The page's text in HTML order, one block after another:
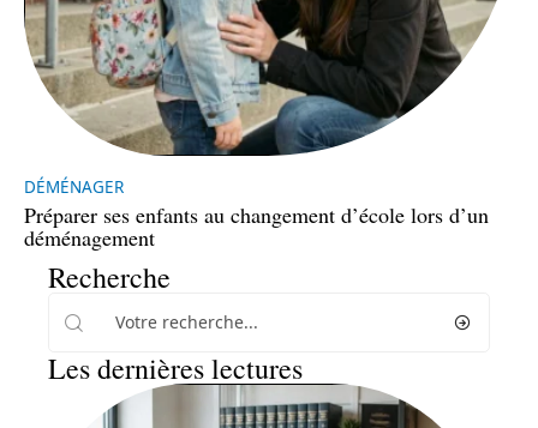
DÉMÉNAGER
Préparer ses enfants au changement d’école lors d’un
déménagement
Recherche
Les dernières lectures